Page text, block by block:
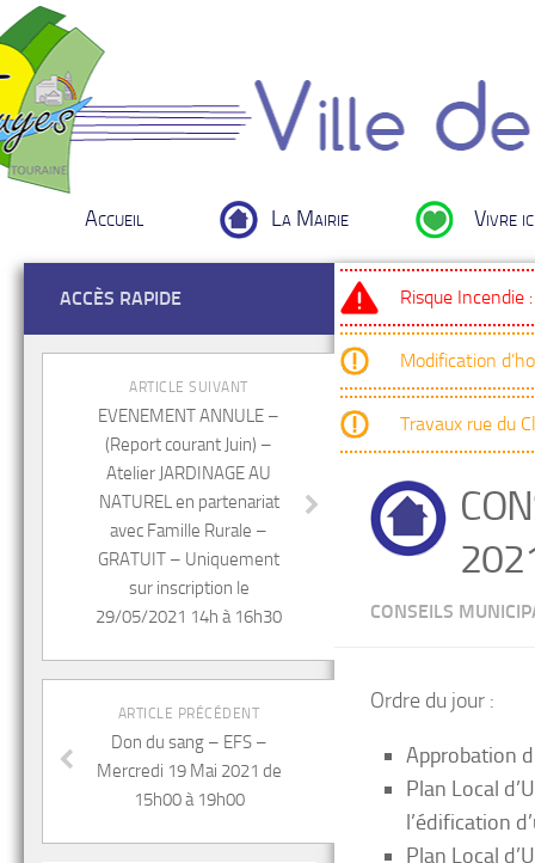
Accueil La Mairie Vivre
Risque Incendie
Modification
Travaux rue du
CONSEILS
Ordre du jour :
Approbation
Plan Local
l’édification
Plan Local
ACCÈS RAPIDE
ARTICLE SUIVANT
EVENEMENT ANNULE –
(Report courant Juin) –
Atelier JARDINAGE AU
NATUREL en partenariat
avec Famille Rurale –
GRATUIT – Uniquement
sur inscription le
29/05/2021 14h à 16h30
ARTICLE PRÉCÉDENT
Don du sang – EFS –
Mercredi 19 Mai 2021 de
15h00 à 19h00